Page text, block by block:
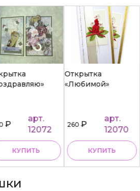
₽
арт.
12072
КУПИТЬ
Открытка
«Любимой»
260₽
арт.
12070
КУПИТЬ